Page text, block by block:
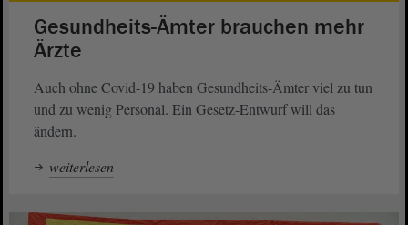
Gesundheits-Ämter brauchen mehr
Ärzte
Auch ohne Covid-19 haben Gesundheits-Ämter viel zu tun
und zu wenig Personal. Ein Gesetz-Entwurf will das
ändern.
weiterlesen